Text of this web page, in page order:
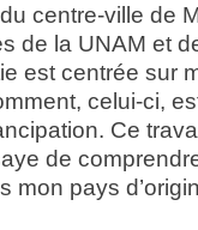
centre-ville de
de la UNAM et
est centrée sur
celui-ci,
Ce
de
mon pays